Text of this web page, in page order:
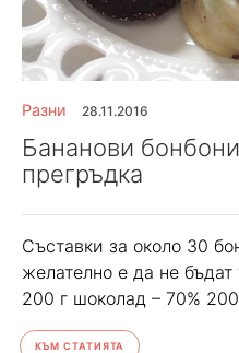
Разни 28.11.2016
Бананови
прегръдка
Съставки за около 30
желателно е да не
200 г шоколад – 70%
КЪМ СТАТИЯТА